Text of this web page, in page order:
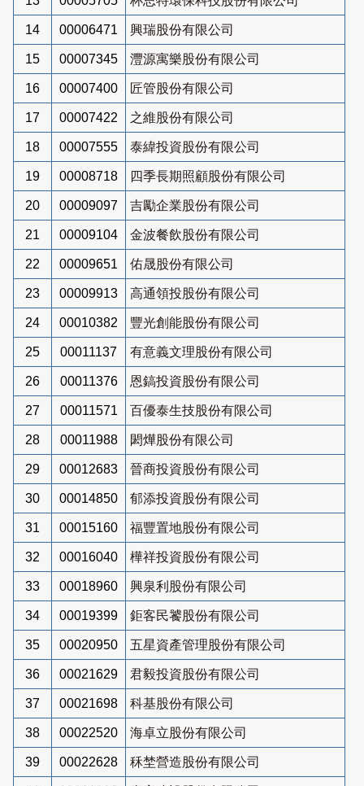
14 00006471 興瑞股份有限公司
15 00007345 灃源寓樂股份有限公司
16 00007400 匠管股份有限公司
17 00007422 之維股份有限公司
18 00007555 泰緯投資股份有限公司
19 00008718 四季長期照顧股份有限公司
20 00009097 吉勵企業股份有限公司
21 00009104 金波餐飲股份有限公司
22 00009651 佑晟股份有限公司
23 00009913 高通領投股份有限公司
24 00010382 豐光創能股份有限公司
25 00011137 有意義文理股份有限公司
26 00011376 恩鎬投資股份有限公司
27 00011571 百優泰生技股份有限公司
28 00011988 閎燁股份有限公司
29 00012683 晉商投資股份有限公司
30 00014850 郁添投資股份有限公司
31 00015160 福豐置地股份有限公司
32 00016040 樺祥投資股份有限公司
33 00018960 興泉利股份有限公司
34 00019399 鉅客民饕股份有限公司
35 00020950 五星資產管理股份有限公司
36 00021629 君毅投資股份有限公司
37 00021698 科基股份有限公司
38 00022520 海卓立股份有限公司
39 00022628 秝埜營造股份有限公司